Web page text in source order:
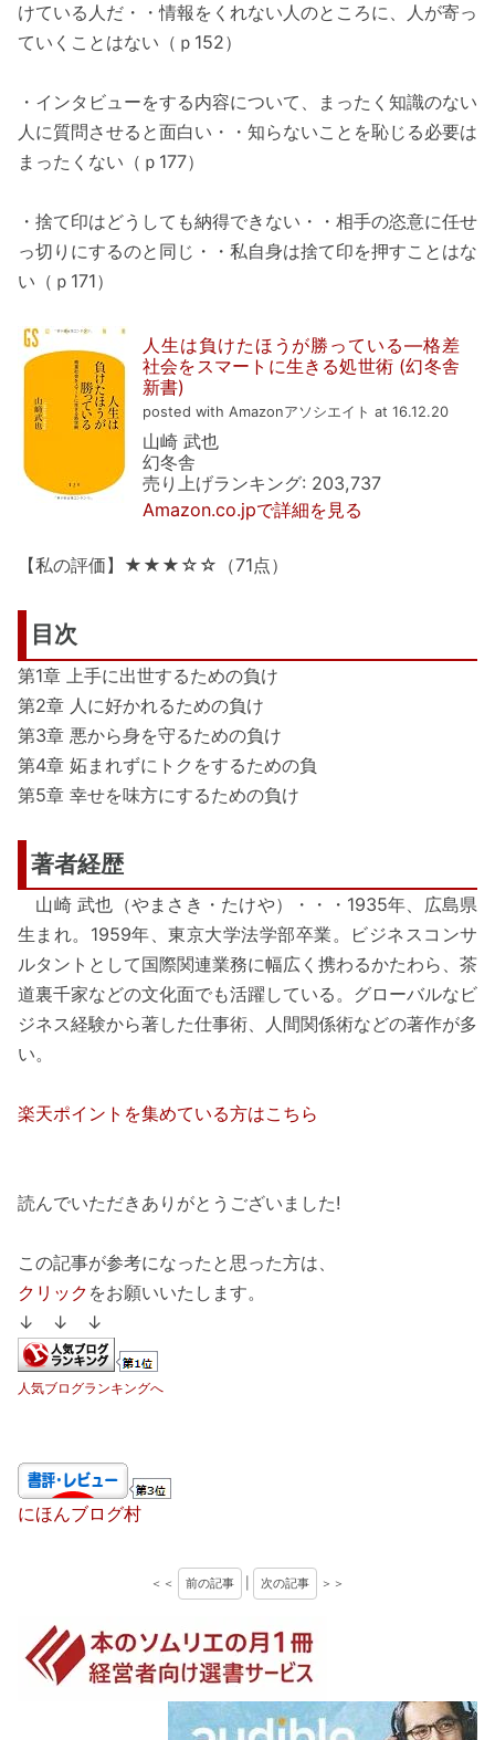
けている人だ・・情報をくれない人のところに、人が寄っ
ていくことはない（ｐ152）
・インタビューをする内容について、まったく知識のない
人に質問させると面白い・・知らないことを恥じる必要は
まったくない（ｐ177）
・捨て印はどうしても納得できない・・相手の恣意に任せ
っ切りにするのと同じ・・私自身は捨て印を押すことはな
い（ｐ171）
人生は負けたほうが勝っている―格差
社会をスマートに生きる処世術 (幻冬舎
新書)
posted with Amazonアソシエイト at 16.12.20
山崎 武也
幻冬舎
売り上げランキング: 203,737
Amazon.co.jpで詳細を見る
【私の評価】★★★☆☆（71点）
目次
第1章 上手に出世するための負け
第2章 人に好かれるための負け
第3章 悪から身を守るための負け
第4章 妬まれずにトクをするための負
第5章 幸せを味方にするための負け
著者経歴
山崎 武也（やまさき・たけや）・・・1935年、広島県
生まれ。1959年、東京大学法学部卒業。ビジネスコンサ
ルタントとして国際関連業務に幅広く携わるかたわら、茶
道裏千家などの文化面でも活躍している。グローバルなビ
ジネス経験から著した仕事術、人間関係術などの著作が多
い。
楽天ポイントを集めている方はこちら
読んでいただきありがとうございました!
この記事が参考になったと思った方は、
クリック をお願いいたします。
↓ ↓ ↓
人気ブログランキングへ
にほんブログ村
＜＜ 前の記事 次の記事 ＞＞